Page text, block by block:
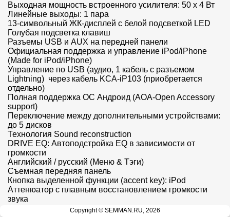
Выходная мощность встроенного усилителя: 50 х 4 Вт
Линейные выходы: 1 пара
13-символьный ЖК-дисплей с белой подсветкой LED
Голубая подсветка клавиш
Разъемы USB и AUX на передней панели
Официальная поддержка и управление iPod/iPhone
(Made for iPod/iPhone)
Управление по USB (аудио, 1 кабель с разъемом
Lightning)  через кабель KCA-iP103 (приобретается
отдельно)
Полная поддержка ОС Андроид (АОА-Open Accessory
support)
Переключение между дополнительными устройствами:
до 5 дисков
Технология Sound reconstruction
DRIVE EQ: Автоподстройка EQ в зависимости от
громкости
Английский / русский (Меню & Тэги)
Съемная передняя панель
Кнопка выделенной функции (accent key): iPod
Аттенюатор с плавным восстановлением громкости
звука
Цифровые часы (24-часовая индикация)
Copyright © SEMMAN.RU, 2026